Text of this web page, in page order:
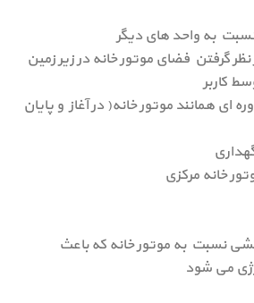
به واحد های دیگر
گرفتن فضای موتور خانه در زیر زمین
کاربر
ای همانند موتور خانه( در آغاز و پایان
خانه مرکزی
نسبت به موتور خانه که باعث
می شود